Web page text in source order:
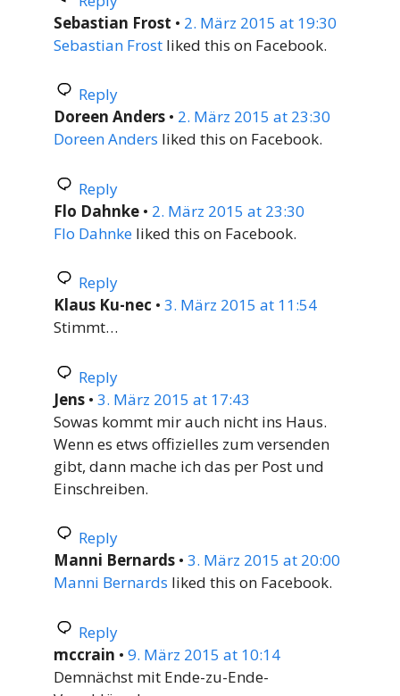
Sebastian Frost • 2. März 2015 at 19:30
Sebastian Frost liked this on Facebook.
Reply
Doreen Anders • 2. März 2015 at 23:30
Doreen Anders liked this on Facebook.
Reply
Flo Dahnke • 2. März 2015 at 23:30
Flo Dahnke liked this on Facebook.
Reply
Klaus Ku-nec • 3. März 2015 at 11:54
Stimmt…
Reply
Jens • 3. März 2015 at 17:43
Sowas kommt mir auch nicht ins Haus.
Wenn es etws offizielles zum versenden
gibt, dann mache ich das per Post und
Einschreiben.
Reply
Manni Bernards • 3. März 2015 at 20:00
Manni Bernards liked this on Facebook.
Reply
mccrain • 9. März 2015 at 10:14
Demnächst mit Ende-zu-Ende-